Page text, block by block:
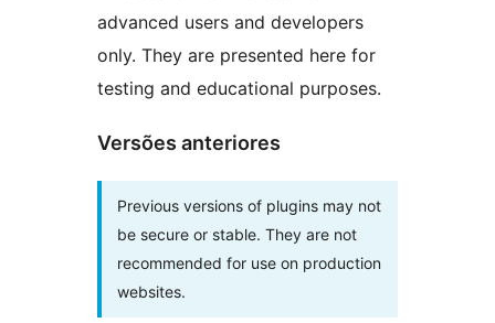
advanced users and developers
only. They are presented here for
testing and educational purposes.
Versões anteriores
Previous versions of plugins may not
be secure or stable. They are not
recommended for use on production
websites.